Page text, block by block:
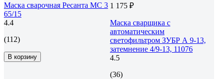
Маска сварочная Ресанта МС 3
65/15
4.4
(112)
В корзину
1 175 ₽
Маска сварщика с
автоматическим
светофильтром ЗУБР А 9-13,
затемнение 4/9-13, 11076
4.5
(36)